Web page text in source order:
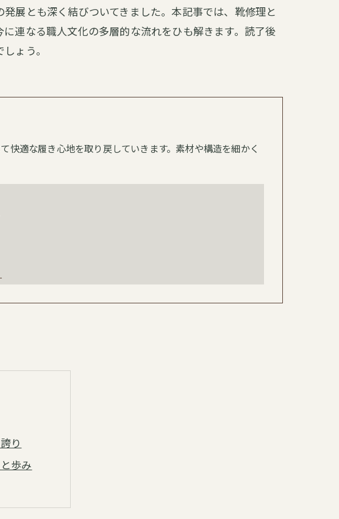
展とも深く結びついてきました。本記事では、靴修理と
連なる職人文化の多層的な流れをひも解きます。読了後
ょう。
快適な履き心地を取り戻していきます。素材や構造を細かく
り
歩み
説
史